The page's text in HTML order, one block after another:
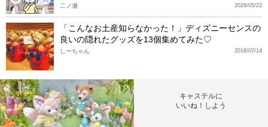
2026/05/22
二ノ瀬
「こんなお土産知らなかった！」ディズニーセンスの
良いの隠れたグッズを13個集めてみた♡
2018/07/14
しーちゃん
キャステルに
いいね！しよう